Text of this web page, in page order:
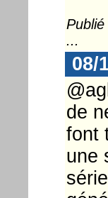
...
08/
de
font
une